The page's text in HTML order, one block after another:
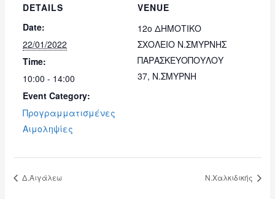
DETAILS
Date:
22/01/2022
Time:
10:00 - 14:00
Event Category:
Προγραμματισμένες
Αιμοληψίες
VENUE
12ο ΔΗΜΟΤΙΚΟ
ΣΧΟΛΕΙΟ Ν.ΣΜΥΡΝΗΣ
ΠΑΡΑΣΚΕΥΟΠΟΥΛΟΥ
37, Ν.ΣΜΥΡΝΗ
Δ.Αιγάλεω Ν.Χαλκιδικής